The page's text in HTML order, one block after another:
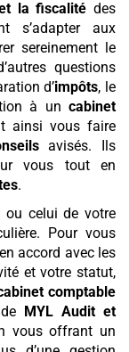
la fiscalité des
s’adapter aux
sereinement le
questions
d’impôts, le
à un cabinet
ainsi vous faire
avisés. Ils
vous tout en
.
ou celui de votre
Pour vous
accord avec les
et votre statut,
comptable
MYL Audit et
vous offrant un